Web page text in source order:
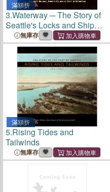
滿額折
3.Waterway ─ The Story of
Seattle's Locks and Ship
Canal無庫存
滿額折
5.Rising Tides and
Tailwinds
無庫存